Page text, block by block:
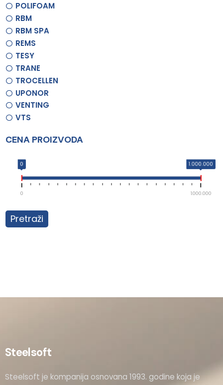
POLIFOAM
RBM
RBM SPA
REMS
TESY
TRANE
TROCELLEN
UPONOR
VENTING
VTS
CENA PROIZVODA
0 1.000.000
0 1.000.000
Pretraži
Steelsoft
Steelsoft je kompanija osnovana 1993. godine koja je